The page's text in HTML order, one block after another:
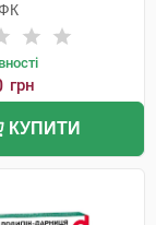
грн
КУПИТИ